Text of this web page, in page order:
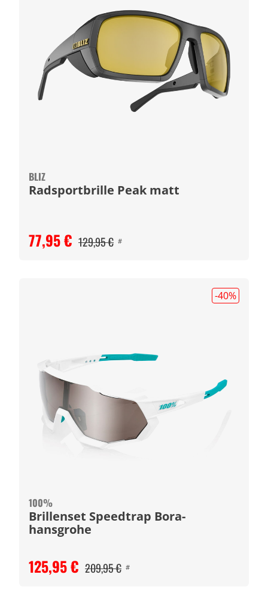
BLIZ
Radsportbrille Peak matt
77,95 € 129,95 € #
-40%
100%
Brillenset Speedtrap Bora-
hansgrohe
125,95 € 209,95 € #